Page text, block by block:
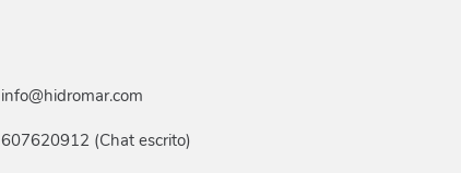
info@hidromar.com
607620912 (Chat escrito)